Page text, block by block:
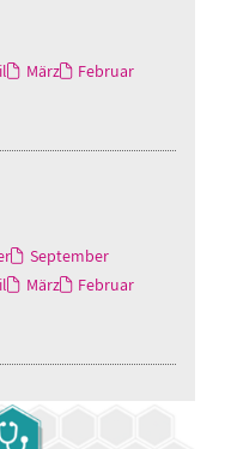
März
Februar
September
März
Februar